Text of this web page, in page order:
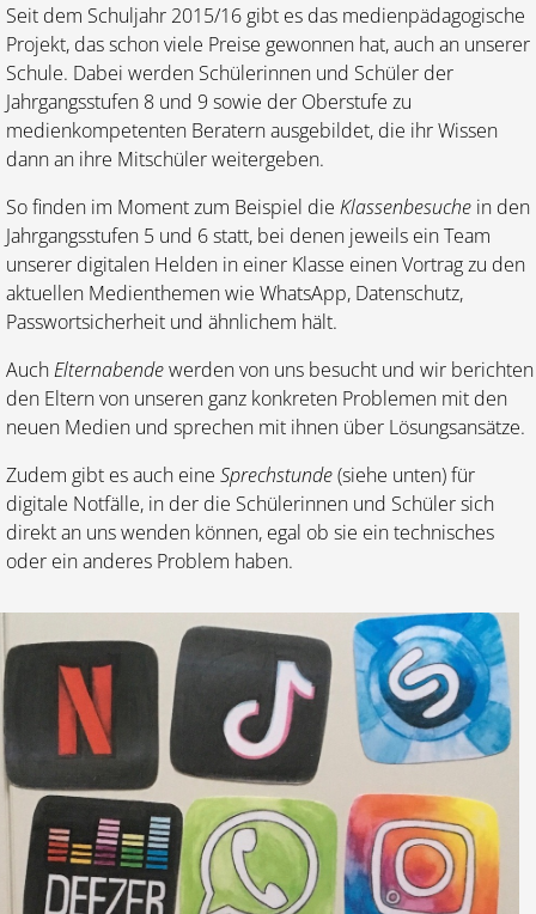
Seit dem Schuljahr 2015/16 gibt es das medienpädagogische
Projekt, das schon viele Preise gewonnen hat, auch an unserer
Schule. Dabei werden Schülerinnen und Schüler der
Jahrgangsstufen 8 und 9 sowie der Oberstufe zu
medienkompetenten Beratern ausgebildet, die ihr Wissen
dann an ihre Mitschüler weitergeben.
So finden im Moment zum Beispiel die Klassenbesuche in den
Jahrgangsstufen 5 und 6 statt, bei denen jeweils ein Team
unserer digitalen Helden in einer Klasse einen Vortrag zu den
aktuellen Medienthemen wie WhatsApp, Datenschutz,
Passwortsicherheit und ähnlichem hält.
AuchElternabendewerden von uns besucht und wir berichten
den Eltern von unseren ganz konkreten Problemen mit den
neuen Medien und sprechen mit ihnen über Lösungsansätze.
Zudem gibt es auch eine Sprechstunde(siehe unten) für
digitale Notfälle, in der die Schülerinnen und Schüler sich
direkt an uns wenden können, egal ob sie ein technisches
oder ein anderes Problem haben.